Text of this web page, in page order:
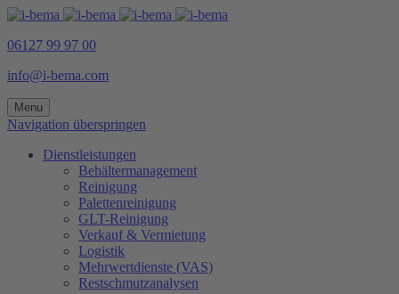
06127 99 97 00
info@i-bema.com
Menu
Navigation überspringen
Dienstleistungen
Behältermanagement
Reinigung
Palettenreinigung
GLT-Reinigung
Verkauf & Vermietung
Logistik
Mehrwertdienste (VAS)
Restschmutzanalysen